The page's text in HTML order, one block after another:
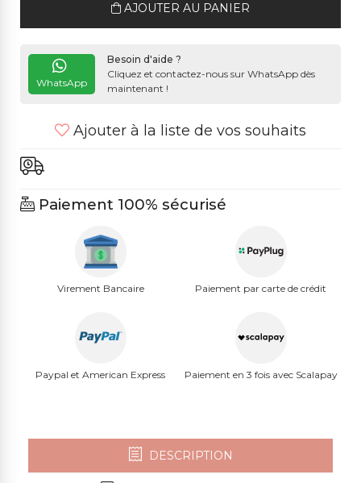
AJOUTER AU PANIER
WhatsApp
Besoin d'aide ?
Cliquez et contactez-nous sur WhatsApp dès
maintenant !
Ajouter à la liste de vos souhaits
Paiement 100% sécurisé
Virement Bancaire Paiement par carte de crédit
Paypal et American Express Paiement en 3 fois avec Scalapay
DESCRIPTION